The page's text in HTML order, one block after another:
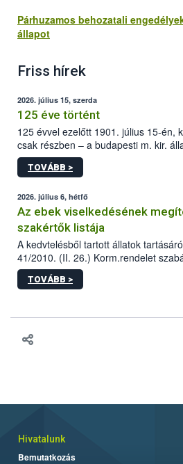
Párhuzamos behozatali
állapot
Friss hírek
2026. július 15, szerda
125 éve történt
125 évvel ezelőtt 1901. július 15-én,
csak részben – a budapesti m. kir.
állomás a Kis Rókus utca 15. szám
tervezett új épületébe.
TOVÁBB >
2026. július 6, hétfő
Az ebek viselkedésének
szakértők listája
A kedvtelésből tartott állatok
41/2010. (II. 26.) Korm.rendelet
sérülés, illetve ennek veszélye
hatósági feladatokat, valamint a
TOVÁBB >
Hivatalunk
Bemutatkozás